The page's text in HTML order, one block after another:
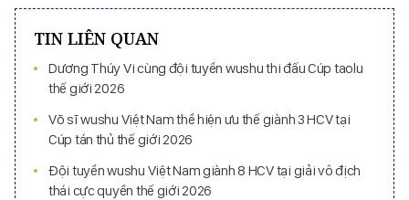
TIN LIÊN QUAN
Dương Thúy Vi cùng đội tuyển wushu thi đấu Cúp taolu
thế giới 2026
Võ sĩ wushu Việt Nam thể hiện ưu thế giành 3 HCV tại
Cúp tán thủ thế giới 2026
Đội tuyển wushu Việt Nam giành 8 HCV tại giải vô địch
thái cực quyền thế giới 2026